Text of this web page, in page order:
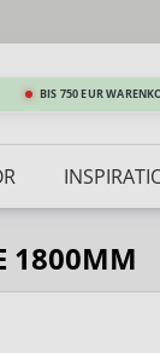
BIS 750 EUR
1800MM